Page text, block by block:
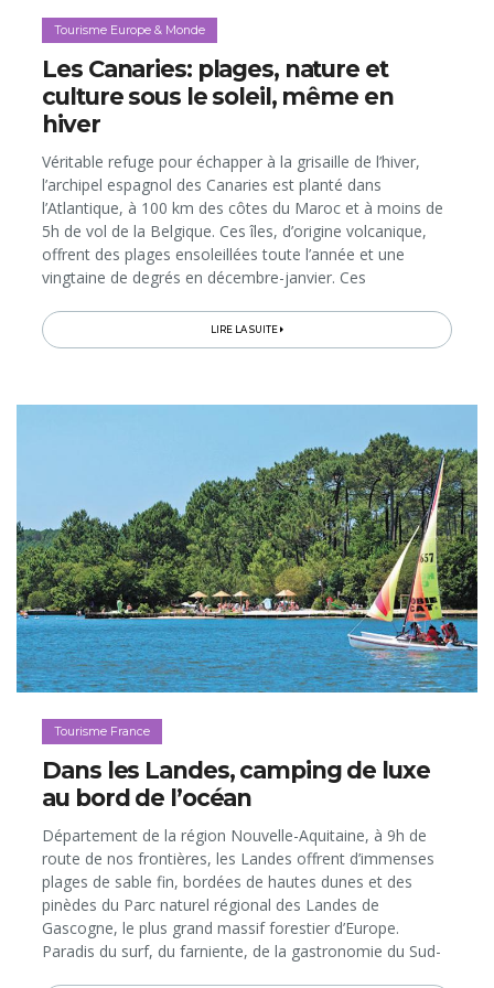
Tourisme Europe & Monde
Les Canaries: plages, nature et
culture sous le soleil, même en
hiver
Véritable refuge pour échapper à la grisaille de l’hiver,
l’archipel espagnol des Canaries est planté dans
l’Atlantique, à 100 km des côtes du Maroc et à moins de
5h de vol de la Belgique. Ces îles, d’origine volcanique,
offrent des plages ensoleillées toute l’année et une
vingtaine de degrés en décembre-janvier. Ces
mais aussi de découvrir agréablement les paysages des
7 îles principales qui sont, en tout ou en partie, classées
de charme, des villes inscrites au Patrimoine de
l’Humanité par l’Unesco, des musées ou encore des
vignobles, qui donnent 10 vins d’Appellation d’Origine
Contrôlée…
LIRE LA SUITE
Tourisme France
Dans les Landes, camping de luxe
au bord de l’océan
Département de la région Nouvelle-Aquitaine, à 9h de
route de nos frontières, les Landes offrent d’immenses
plages de sable fin, bordées de hautes dunes et des
pinèdes du Parc naturel régional des Landes de
Gascogne, le plus grand massif forestier d’Europe.
Paradis du surf, du farniente, de la gastronomie du Sud-